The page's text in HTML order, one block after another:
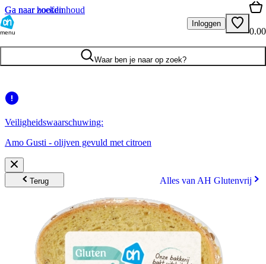
Ga naar hoofdinhoud
Ga naar zoeken
menu
Inloggen
0.00
Waar ben je naar op zoek?
Veiligheidswaarschuwing:
Amo Gusti - olijven gevuld met citroen
Terug Alles van AH Glutenvrij